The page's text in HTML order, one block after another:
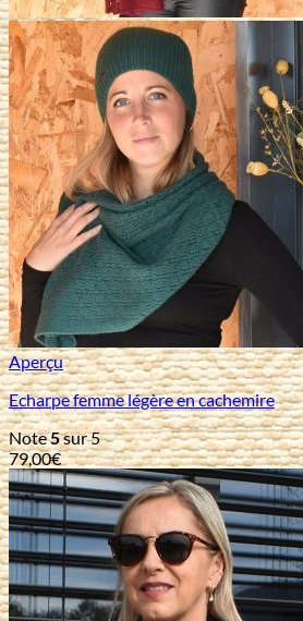
Aperçu
Echarpe femme légère en cachemire
Note5sur 5
79,00€